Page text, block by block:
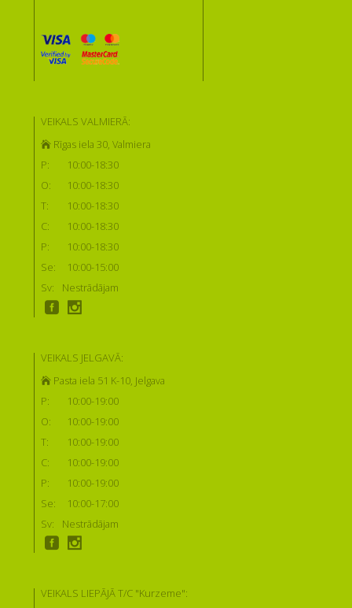
VEIKALS VALMIERĀ:
Rīgas iela 30, Valmiera
P:
10:00-18:30
O:
10:00-18:30
T:
10:00-18:30
C:
10:00-18:30
P:
10:00-18:30
Se:
10:00-15:00
Sv:
Nestrādājam
VEIKALS JELGAVĀ:
Pasta iela 51 K-10, Jelgava
P:
10:00-19:00
O:
10:00-19:00
T:
10:00-19:00
C:
10:00-19:00
P:
10:00-19:00
Se:
10:00-17:00
Sv:
Nestrādājam
VEIKALS LIEPĀJĀ T/C "Kurzeme":